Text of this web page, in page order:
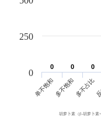
胡萝卜素（β-胡萝卜素
0
0 0
0 0
0
单不饱和多不饱和多不占比
0
250